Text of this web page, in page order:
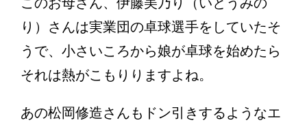
り）さんは実業団の卓球選手をしていたそ
うで、小さいころから娘が卓球を始めたら
それは熱がこもりりますよね。
あの松岡修造さんもドン引きするようなエ